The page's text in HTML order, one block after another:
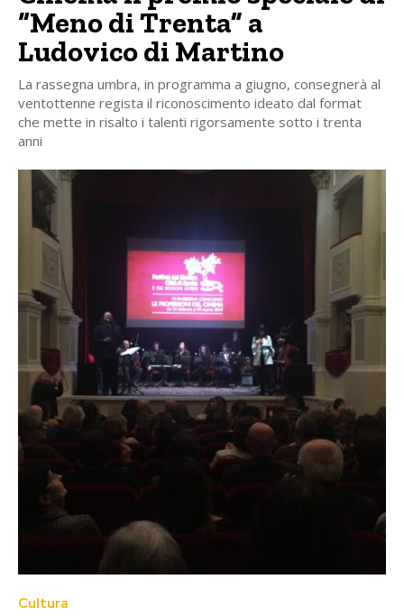
“Meno di Trenta” a
Ludovico di Martino
La rassegna umbra, in programma a giugno, consegnerà al
ventottenne regista il riconoscimento ideato dal format
che mette in risalto i talenti rigorsamente sotto i trenta
anni
Cultura